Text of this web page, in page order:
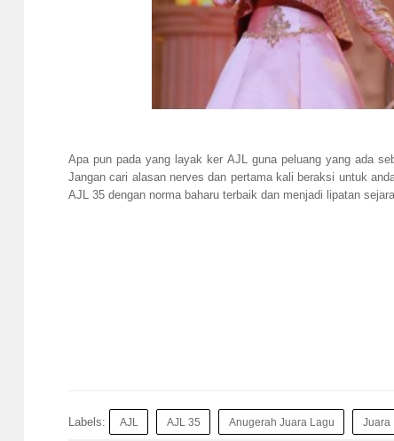
Apa pun pada yang layak ker AJL guna peluang yang ada
Jangan cari alasan nerves dan pertama kali beraksi untuk
AJL 35 dengan norma baharu terbaik dan menjadi lipatan
Labels: AJL AJL 35 Anugerah Juara Lagu Juara